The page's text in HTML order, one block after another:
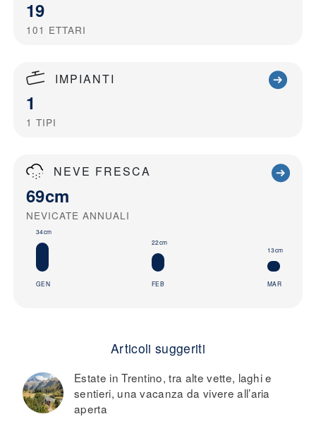
19
101 ETTARI
IMPIANTI
1
1 TIPI
NEVE FRESCA
69cm
NEVICATE ANNUALI
34cm
GEN
22cm
FEB
13cm
MAR
Articoli suggeriti
Estate in Trentino, tra alte vette, laghi e
sentieri, una vacanza da vivere all’aria
aperta